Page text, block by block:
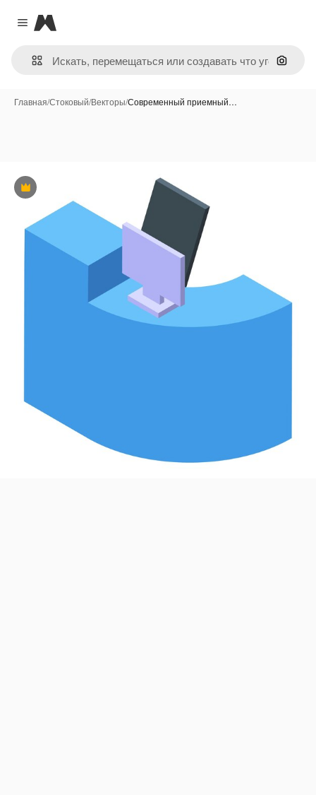
Close menu
Magnific
Поиск
Главная/Стоковый/Векторы/Современный приемный…
Премиум